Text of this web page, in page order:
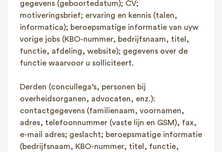
gegevens (geboortedatum); CV;
motiveringsbrief; ervaring en kennis (talen,
informatica); beroepsmatige informatie van uyw
vorige jobs (KBO-nummer, bedrijfsnaam, titel,
functie, afdeling, website); gegevens over de
functie waarvoor u solliciteert.
Derden (concullega’s, personen bij
overheidsorganen, advocaten, enz.):
contactgegevens (familienaam, voornamen,
adres, telefoonnummer (vaste lijn en GSM), fax,
e-mail adres; geslacht; beroepsmatige informatie
(bedrijfsnaam, KBO-nummer, titel, functie,